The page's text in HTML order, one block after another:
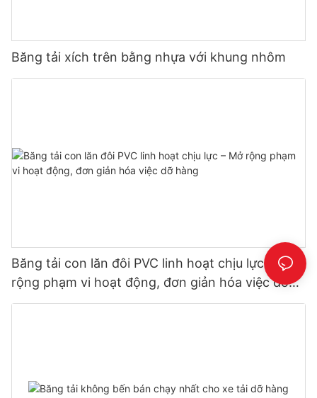
Băng tải xích trên bằng nhựa với khung nhôm
Băng tải con lăn đôi PVC linh hoạt chịu lực – Mở
rộng phạm vi hoạt động, đơn giản hóa việc dỡ
hàng